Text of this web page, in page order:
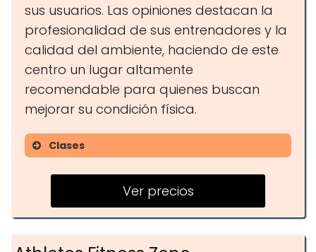
sus usuarios. Las opiniones destacan la
profesionalidad de sus entrenadores y la
calidad del ambiente, haciendo de este
centro un lugar altamente
recomendable para quienes buscan
mejorar su condición física.
Clases
Zumba
Entrenamiento personal
Entrenamientos en grupos
reducidos
Ver precios